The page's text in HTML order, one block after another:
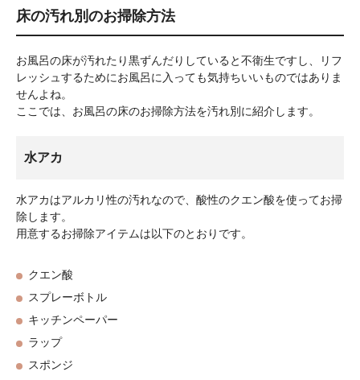
床の汚れ別のお掃除方法
お風呂の床が汚れたり黒ずんだりしていると不衛生ですし、リフ
レッシュするためにお風呂に入っても気持ちいいものではありま
せんよね。
ここでは、お風呂の床のお掃除方法を汚れ別に紹介します。
水アカ
水アカはアルカリ性の汚れなので、酸性のクエン酸を使ってお掃
除します。
用意するお掃除アイテムは以下のとおりです。
クエン酸
スプレーボトル
キッチンペーパー
ラップ
スポンジ